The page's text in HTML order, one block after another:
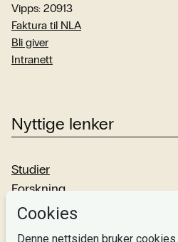
Vipps: 20913
Faktura til NLA
Bli giver
Intranett
Nyttige lenker
Studier
Forskning
Om oss